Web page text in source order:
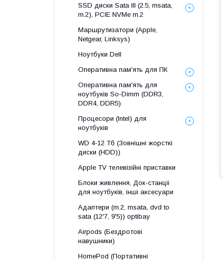
SSD диски Sata III (2.5, msata,
m.2), PCIE NVMe m.2
Маршрутизатори (Apple,
Netgear, Linksys)
Ноутбуки Dell
Оперативна пам'ять для ПК
Оперативна пам'ять для
ноутбуків So-Dimm (DDR3,
DDR4, DDR5)
Процесори (Intel) для
ноутбуків
WD 4-12 Тб (Зовнішні жорсткі
диски (HDD))
Apple TV телевізійні приставки
Блоки живлення, Док-станціі
для ноутбуків, інші аксесуари
Адаптери (m.2, msata, dvd to
sata (12'7, 9'5)) optibay
Airpods (Бездротові
навушники)
HomePod (Портативні